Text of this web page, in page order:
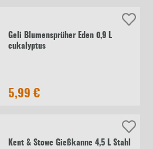
Geli Blumensprüher Eden 0,9 L
eukalyptus
5,99 €
Kent & Stowe Gießkanne 4,5 L Stahl